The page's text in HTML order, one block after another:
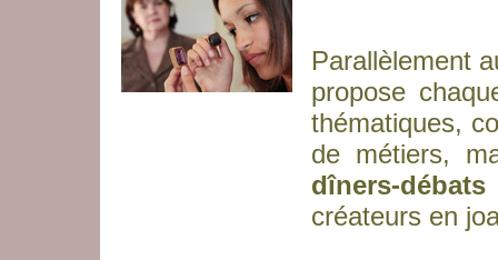
Parallèlement
propose
thématiques,
de métiers,
dîners-débats
créateurs en